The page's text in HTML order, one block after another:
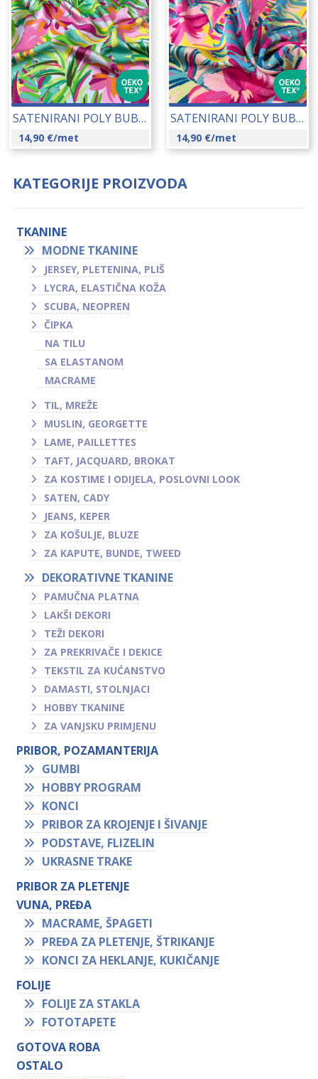
SATENIRANI POLY BUBBLE (N25007) 145 CM 26042-2
14,90 €/met
SATENIRANI POLY BUBBLE (N25007) 145 CM 26042-12
14,90 €/met
KATEGORIJE PROIZVODA
TKANINE
MODNE TKANINE
JERSEY, PLETENINA, PLIŠ
LYCRA, ELASTIČNA KOŽA
SCUBA, NEOPREN
ČIPKA
NA TILU
SA ELASTANOM
MACRAME
TIL, MREŽE
MUSLIN, GEORGETTE
LAME, PAILLETTES
TAFT, JACQUARD, BROKAT
ZA KOSTIME I ODIJELA, POSLOVNI LOOK
SATEN, CADY
JEANS, KEPER
ZA KOŠULJE, BLUZE
ZA KAPUTE, BUNDE, TWEED
DEKORATIVNE TKANINE
PAMUČNA PLATNA
LAKŠI DEKORI
TEŽI DEKORI
ZA PREKRIVAČE I DEKICE
TEKSTIL ZA KUĆANSTVO
DAMASTI, STOLNJACI
HOBBY TKANINE
ZA VANJSKU PRIMJENU
PRIBOR, POZAMANTERIJA
GUMBI
HOBBY PROGRAM
KONCI
PRIBOR ZA KROJENJE I ŠIVANJE
PODSTAVE, FLIZELIN
UKRASNE TRAKE
PRIBOR ZA PLETENJE
VUNA, PREĐA
MACRAME, ŠPAGETI
PREĐA ZA PLETENJE, ŠTRIKANJE
KONCI ZA HEKLANJE, KUKIČANJE
FOLIJE
FOLIJE ZA STAKLA
FOTOTAPETE
GOTOVA ROBA
OSTALO